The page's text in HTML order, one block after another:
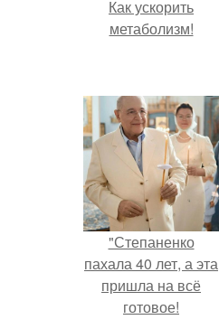
Как ускорить
метаболизм!
"Степаненко
пахала 40 лет, а эта
пришла на всё
готовое!